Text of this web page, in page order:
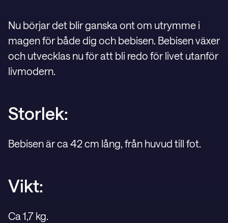
Nu börjar det blir ganska ont om utrymme i
magen för både dig och bebisen. Bebisen växer
och utvecklas nu för att bli redo för livet utanför
livmodern.
Storlek:
Bebisen är ca 42 cm lång, från huvud till fot.
Vikt:
Ca 1,7 kg.